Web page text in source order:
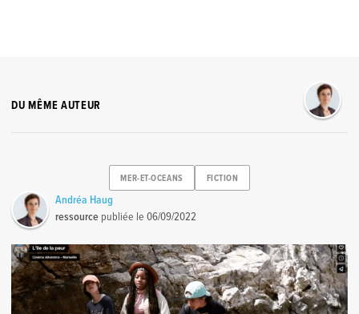
DU MÊME AUTEUR
MER-ET-OCEANS FICTION
Andréa Haug
ressource publiée le06/09/2022